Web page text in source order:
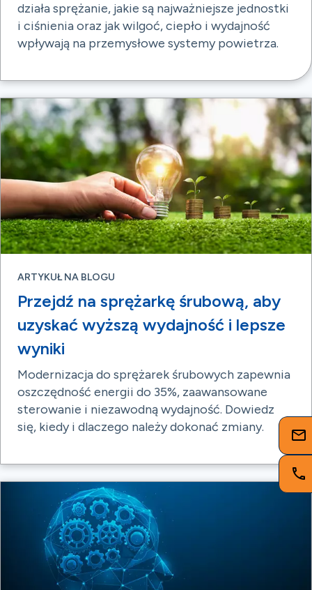
działa sprężanie, jakie są najważniejsze jednostki
i ciśnienia oraz jak wilgoć, ciepło i wydajność
wpływają na przemysłowe systemy powietrza.
ARTYKUŁ NA BLOGU
Przejdź na sprężarkę śrubową, aby
uzyskać wyższą wydajność i lepsze
wyniki
Modernizacja do sprężarek śrubowych zapewnia
oszczędność energii do 35%, zaawansowane
sterowanie i niezawodną wydajność. Dowiedz
się, kiedy i dlaczego należy dokonać zmiany.